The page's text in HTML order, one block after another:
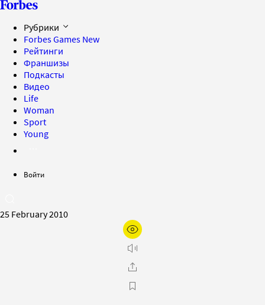
Рубрики
Forbes Games New
Рейтинги
Франшизы
Подкасты
Видео
Life
Woman
Sport
Young
Войти
25 February 2010